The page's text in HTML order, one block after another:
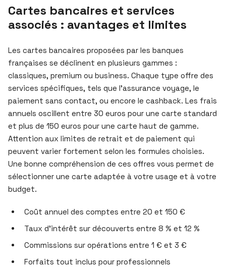
Cartes bancaires et services
associés : avantages et limites
Les cartes bancaires proposées par les banques
françaises se déclinent en plusieurs gammes :
classiques, premium ou business. Chaque type offre des
services spécifiques, tels que l’assurance voyage, le
paiement sans contact, ou encore le cashback. Les frais
annuels oscillent entre 30 euros pour une carte standard
et plus de 150 euros pour une carte haut de gamme.
Attention aux limites de retrait et de paiement qui
peuvent varier fortement selon les formules choisies.
Une bonne compréhension de ces offres vous permet de
sélectionner une carte adaptée à votre usage et à votre
budget.
Coût annuel des comptes entre 20 et 150 €
Taux d’intérêt sur découverts entre 8 % et 12 %
Commissions sur opérations entre 1 € et 3 €
Forfaits tout inclus pour professionnels